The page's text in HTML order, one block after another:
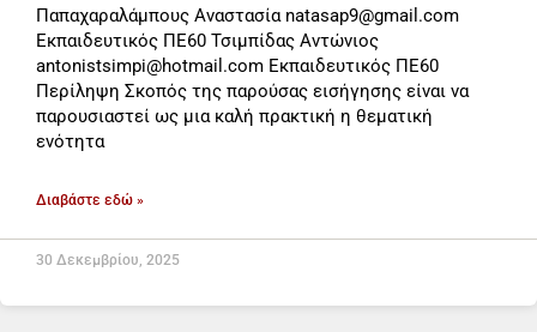
Παπαχαραλάμπους Αναστασία natasap9@gmail.com
Εκπαιδευτικός ΠΕ60 Τσιμπίδας Αντώνιος
antonistsimpi@hotmail.com Εκπαιδευτικός ΠΕ60
Περίληψη Σκοπός της παρούσας εισήγησης είναι να
παρουσιαστεί ως μια καλή πρακτική η θεματική
ενότητα
Διαβάστε εδώ »
30 Δεκεμβρίου, 2025